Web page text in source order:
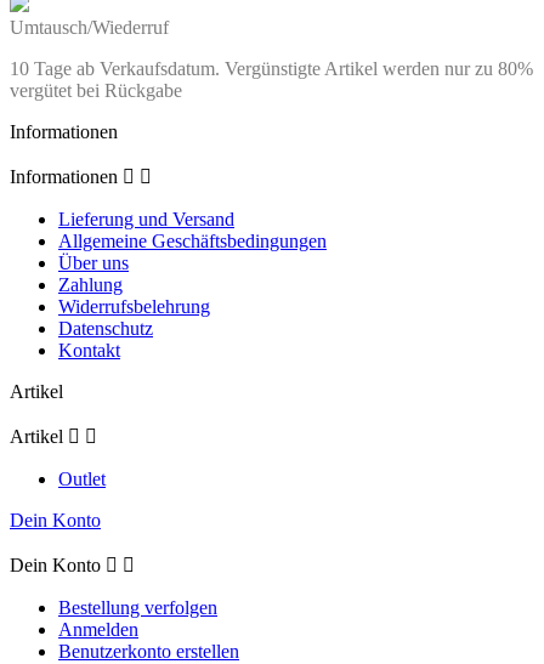
Umtausch/Wiederruf
10 Tage ab Verkaufsdatum. Vergünstigte Artikel werden nur zu 80%
vergütet bei Rückgabe
Informationen
Informationen  
Lieferung und Versand
Allgemeine Geschäftsbedingungen
Über uns
Zahlung
Widerrufsbelehrung
Datenschutz
Kontakt
Artikel
Artikel  
Outlet
Dein Konto
Dein Konto  
Bestellung verfolgen
Anmelden
Benutzerkonto erstellen